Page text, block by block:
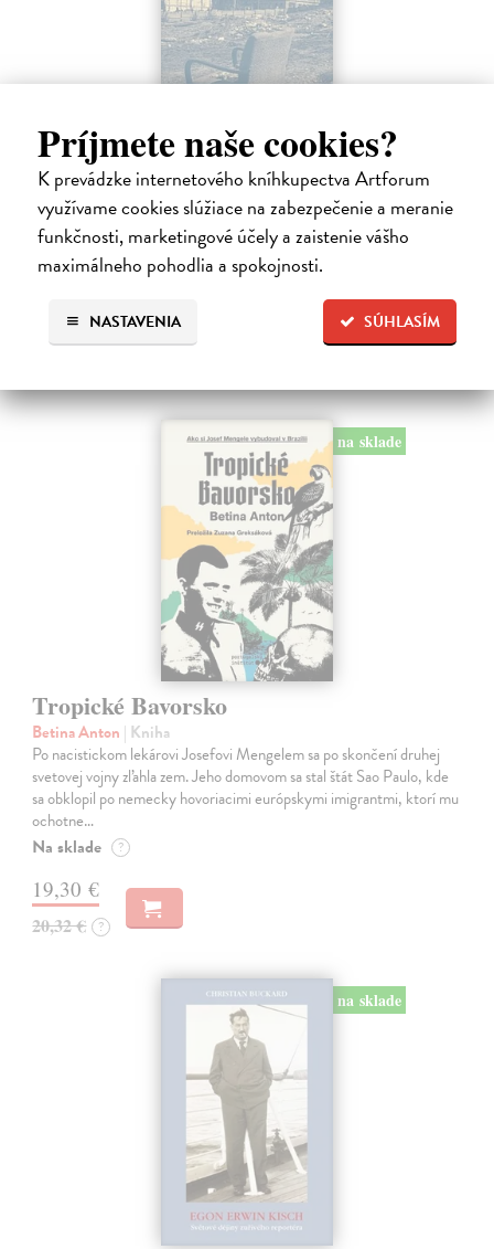
Príjmete naše cookies?
K prevádzke internetového kníhkupectva Artforum
využívame cookies slúžiace na zabezpečenie a meranie
funkčnosti, marketingové účely a zaistenie vášho
maximálneho pohodlia a spokojnosti.
SÚHLASÍM
NASTAVENIA
Táňa / Praha 3 / Žižkov
Zelbová Marie| Kniha
Nikdy jsme nebyli úplně standardní žižkovská rodina. Vítejte v
mámině bytě 4. kategorie, který byl všem otevřen dokořán.
12,92 €
na sklade
Tropické Bavorsko
Betina Anton | Kniha
Po nacistickom lekárovi Josefovi Mengelem sa po skončení druhej
svetovej vojny zľahla zem. Jeho domovom sa stal štát Sao Paulo, kde
sa obklopil po nemecky hovoriacimi európskymi imigrantmi, ktorí mu
ochotne…
Na sklade ?
19,30 €
20,32 € ?
na sklade